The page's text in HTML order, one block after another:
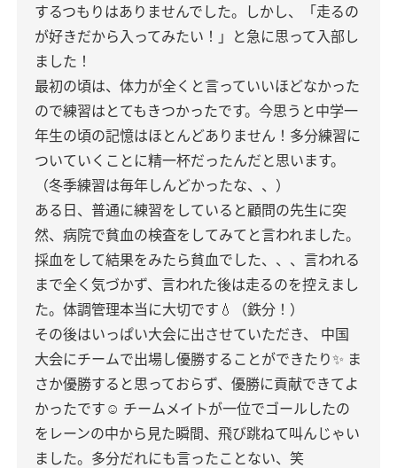
するつもりはありませんでした。しかし、「走るの
が好きだから入ってみたい！」と急に思って入部し
ました！
最初の頃は、体力が全くと言っていいほどなかった
ので練習はとてもきつかったです。今思うと中学一
年生の頃の記憶はほとんどありません！多分練習に
ついていくことに精一杯だったんだと思います。
（冬季練習は毎年しんどかったな、、）
ある日、普通に練習をしていると顧問の先生に突
然、病院で貧血の検査をしてみてと言われました。
採血をして結果をみたら貧血でした、、、言われる
まで全く気づかず、言われた後は走るのを控えまし
た。体調管理本当に大切です💧（鉄分！）
その後はいっぱい大会に出させていただき、
中国
大会にチームで出場し優勝することができたり✨ ま
さか優勝すると思っておらず、優勝に貢献できてよ
かったです☺︎ チームメイトが一位でゴールしたの
をレーンの中から見た瞬間、飛び跳ねて叫んじゃい
ました。多分だれにも言ったことない、笑